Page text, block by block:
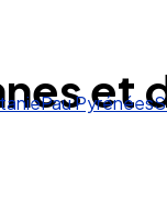
Pau Pyrénées
et